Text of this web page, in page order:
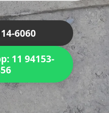
6060
11 94153-